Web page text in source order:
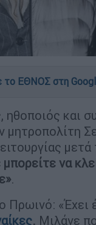
το ΕΘΝΟΣ στη
και
μπορείτε να
.
Πρωινό: «Έχει
. Μιλάνε